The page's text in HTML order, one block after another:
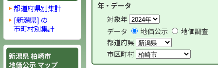
都道府県別集計
[新潟県] の
市町村別集計
新潟県 柏崎市
地価公示 マップ
年・データ
対象年
データ
地価公示
地価調査
都道府県
市区町村